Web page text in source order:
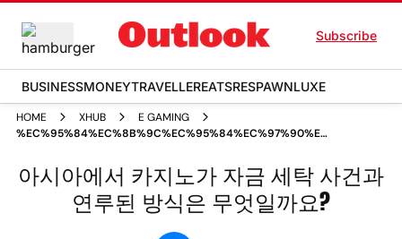
Subscribe
BUSINESSMONEYTRAVELLEREATSRESPAWNLUXE
HOME XHUB
E GAMING
%EC%95%84%EC%8B%9C%EC%95%84%EC%97%90%EC%84%9C
%EC%9E%90%EA%B8%88 %EC%84%B8%ED%83%81
%EC%82%AC%EA%B1%B4%EA%B3%BC
%EC%97%B0%EB%A3%A8%EB%90%9C
%EB%B0%A9%EC%8B%9D%EC%9D%80
%EB%AC%B4%EC%97%87%EC%9D%BC%EA%B9%8C%EC%9A%94
아시아에서 카지노가 자금 세탁 사건과
연루된 방식은 무엇일까요?